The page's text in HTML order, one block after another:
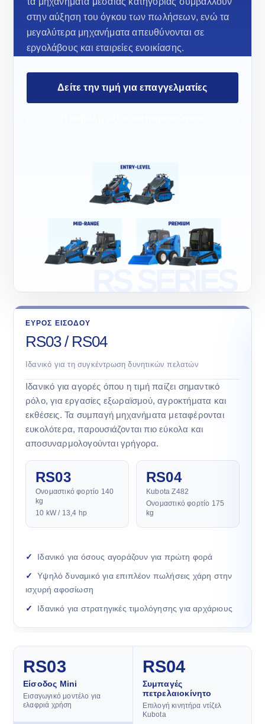
στην αύξηση του όγκου των πωλήσεων, ενώ τα
μεγαλύτερα μηχανήματα απευθύνονται σε
εργολάβους και εταιρείες ενοικίασης.
Δείτε την τιμή για επαγγελματίες
ΕΥΡΟΣ ΕΙΣΟΔΟΥ
RS03 / RS04
Ιδανικό για τη συγκέντρωση δυνητικών πελατών
Ιδανικό για αγορές όπου η τιμή παίζει σημαντικό
ρόλο, για εργασίες εξωραϊσμού, αγροκτήματα και
εκθέσεις. Τα συμπαγή μηχανήματα μεταφέρονται
ευκολότερα, παρουσιάζονται πιο εύκολα και
αποσυναρμολογούνται γρήγορα.
RS03
Ονομαστικό φορτίο 140
kg
10 kW / 13,4 hp
RS04
Kubota Z482
Ονομαστικό φορτίο 175
kg
Ιδανικό για όσους αγοράζουν για πρώτη φορά
Υψηλό δυναμικό για επιπλέον πωλήσεις χάρη στην
ισχυρή αφοσίωση
Ιδανικό για στρατηγικές τιμολόγησης για αρχάριους
RS03
Είσοδος Mini
Εισαγωγικό μοντέλο για
ελαφριά χρήση
RS04
Συμπαγές
πετρελαιοκίνητο
Επιλογή κινητήρα ντίζελ
Kubota